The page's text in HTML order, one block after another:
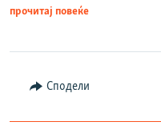
прочитај повеќе
Сподели